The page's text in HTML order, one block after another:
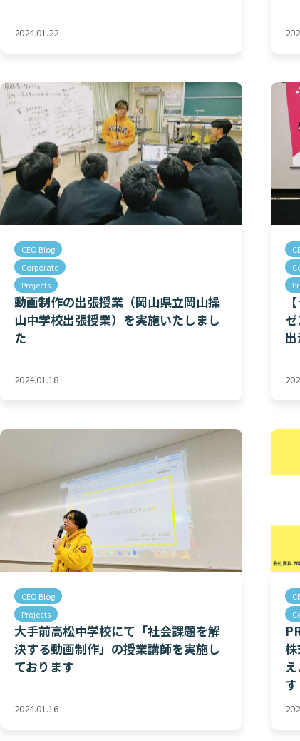
2024.01.22
CEO Blog
Corporate
Projects
動画制作の出張授業（岡山県立岡山操
山中学校出張授業）を実施いたしまし
た
2024.01.18
CEO Blog
Projects
大手前高松中学校にて「社会課題を解
決する動画制作」の授業講師を実施し
ております
2024.01.16
す